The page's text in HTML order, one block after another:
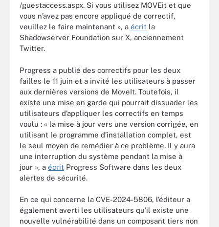
/guestaccess.aspx. Si vous utilisez MOVEit et que
vous n’avez pas encore appliqué de correctif,
veuillez le faire maintenant », a écrit la
Shadowserver Foundation sur X, anciennement
Twitter.
Progress a publié des correctifs pour les deux
failles le 11 juin et a invité les utilisateurs à passer
aux dernières versions de MoveIt. Toutefois, il
existe une mise en garde qui pourrait dissuader les
utilisateurs d’appliquer les correctifs en temps
voulu : « la mise à jour vers une version corrigée, en
utilisant le programme d’installation complet, est
le seul moyen de remédier à ce problème. Il y aura
une interruption du système pendant la mise à
jour », a écrit Progress Software dans les deux
alertes de sécurité.
En ce qui concerne la CVE-2024-5806, l’éditeur a
également averti les utilisateurs qu’il existe une
nouvelle vulnérabilité dans un composant tiers non